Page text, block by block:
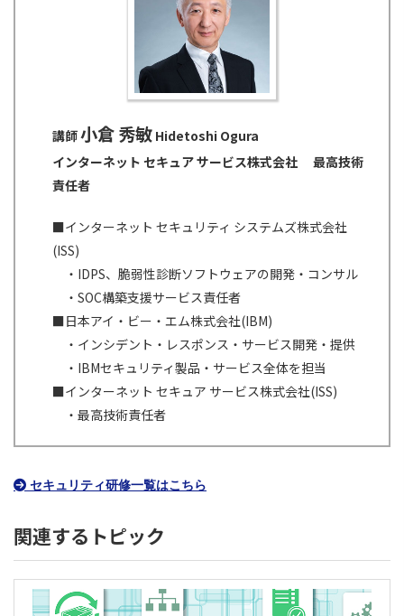
講師小倉 秀敏 Hidetoshi Ogura
インターネット セキュア サービス株式会社
最高技術
責任者
■インターネット セキュリティ システムズ株式会社
(ISS)
・IDPS、脆弱性診断ソフトウェアの開発・コンサル
・SOC構築支援サービス責任者
■日本アイ・ビー・エム株式会社(IBM)
・インシデント・レスポンス・サービス開発・提供
・IBMセキュリティ製品・サービス全体を担当
■インターネット セキュア サービス株式会社(ISS)
・最高技術責任者
セキュリティ研修一覧はこちら
関連するトピック